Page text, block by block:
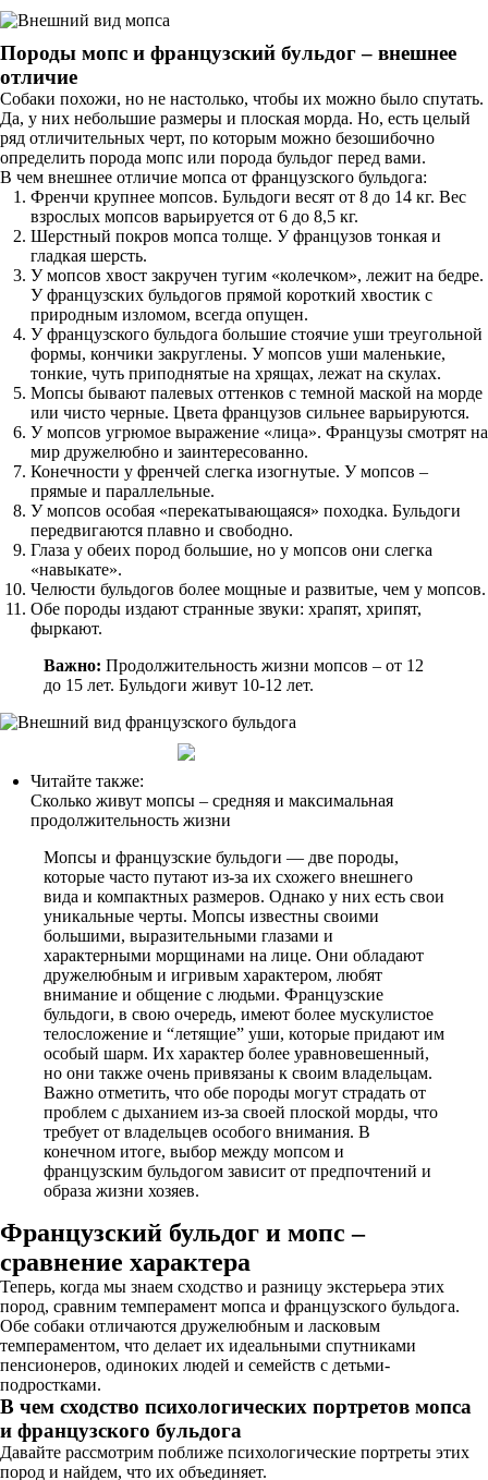
Породы мопс и французский бульдог – внешнее
отличие
Собаки похожи, но не настолько, чтобы их можно было спутать.
Да, у них небольшие размеры и плоская морда. Но, есть целый
ряд отличительных черт, по которым можно безошибочно
определить порода мопс или порода бульдог перед вами.
В чем внешнее отличие мопса от французского бульдога:
Френчи крупнее мопсов. Бульдоги весят от 8 до 14 кг. Вес
взрослых мопсов варьируется от 6 до 8,5 кг.
Шерстный покров мопса толще. У французов тонкая и
гладкая шерсть.
У мопсов хвост закручен тугим «колечком», лежит на бедре.
У французских бульдогов прямой короткий хвостик с
природным изломом, всегда опущен.
У французского бульдога большие стоячие уши треугольной
формы, кончики закруглены. У мопсов уши маленькие,
тонкие, чуть приподнятые на хрящах, лежат на скулах.
Мопсы бывают палевых оттенков с темной маской на морде
или чисто черные. Цвета французов сильнее варьируются.
У мопсов угрюмое выражение «лица». Французы смотрят на
мир дружелюбно и заинтересованно.
Конечности у френчей слегка изогнутые. У мопсов –
прямые и параллельные.
У мопсов особая «перекатывающаяся» походка. Бульдоги
передвигаются плавно и свободно.
Глаза у обеих пород большие, но у мопсов они слегка
«навыкате».
Челюсти бульдогов более мощные и развитые, чем у мопсов.
Обе породы издают странные звуки: храпят, хрипят,
фыркают.
Важно: Продолжительность жизни мопсов – от 12
до 15 лет. Бульдоги живут 10-12 лет.
Читайте также:
Сколько живут мопсы – средняя и максимальная
продолжительность жизни
Мопсы и французские бульдоги — две породы,
которые часто путают из-за их схожего внешнего
вида и компактных размеров. Однако у них есть свои
уникальные черты. Мопсы известны своими
большими, выразительными глазами и
характерными морщинами на лице. Они обладают
дружелюбным и игривым характером, любят
внимание и общение с людьми. Французские
бульдоги, в свою очередь, имеют более мускулистое
телосложение и “летящие” уши, которые придают им
особый шарм. Их характер более уравновешенный,
но они также очень привязаны к своим владельцам.
Важно отметить, что обе породы могут страдать от
проблем с дыханием из-за своей плоской морды, что
требует от владельцев особого внимания. В
конечном итоге, выбор между мопсом и
французским бульдогом зависит от предпочтений и
образа жизни хозяев.
Французский бульдог и мопс –
сравнение характера
Теперь, когда мы знаем сходство и разницу экстерьера этих
пород, сравним темперамент мопса и французского бульдога.
Обе собаки отличаются дружелюбным и ласковым
темпераментом, что делает их идеальными спутниками
пенсионеров, одиноких людей и семейств с детьми-
подростками.
В чем сходство психологических портретов мопса
и французского бульдога
Давайте рассмотрим поближе психологические портреты этих
пород и найдем, что их объединяет.